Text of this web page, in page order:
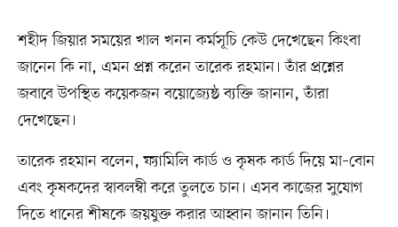
শহীদ জিয়ার সময়ের খাল খনন কর্মসূচি কেউ দেখেছেন কিংবা
জানেন কি না, এমন প্রশ্ন করেন তারেক রহমান। তাঁর প্রশ্নের
জবাবে উপস্থিত কয়েকজন বয়োজ্যেষ্ঠ ব্যক্তি জানান, তাঁরা
দেখেছেন।
তারেক রহমান বলেন, ফ্যামিলি কার্ড ও কৃষক কার্ড দিয়ে মা–বোন
এবং কৃষকদের স্বাবলম্বী করে তুলতে চান। এসব কাজের সুযোগ
দিতে ধানের শীষকে জয়যুক্ত করার আহ্বান জানান তিনি।